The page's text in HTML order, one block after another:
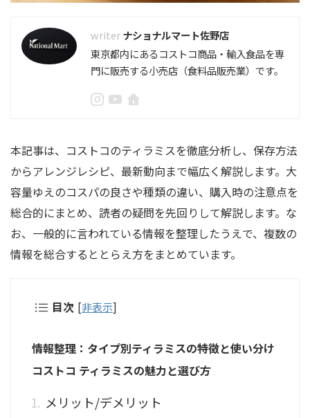
ナショナルマート佐野店
東京都内にあるコストコ商品・輸入食品を専
門に販売する小売店（食料品販売業）です。
本記事は、コストコのティラミスを徹底分析し、保存方法
からアレンジレシピ、最新動向まで幅広く解説します。大
容量ゆえのコスパの良さや種類の違い、購入時の注意点を
総合的にまとめ、読者の疑問を先回りして解説します。な
お、一般的に言われている情報を整理したうえで、複数の
情報を総合するととらえ方をまとめています。
目次 [非表示]
情報整理：タイプ別ティラミスの特徴と使い分け
コストコ ティラミスの魅力と選び方
メリット/デメリット